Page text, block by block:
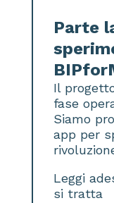
Parte
Il
fase
Siamo
app per
Leggi
si tratta